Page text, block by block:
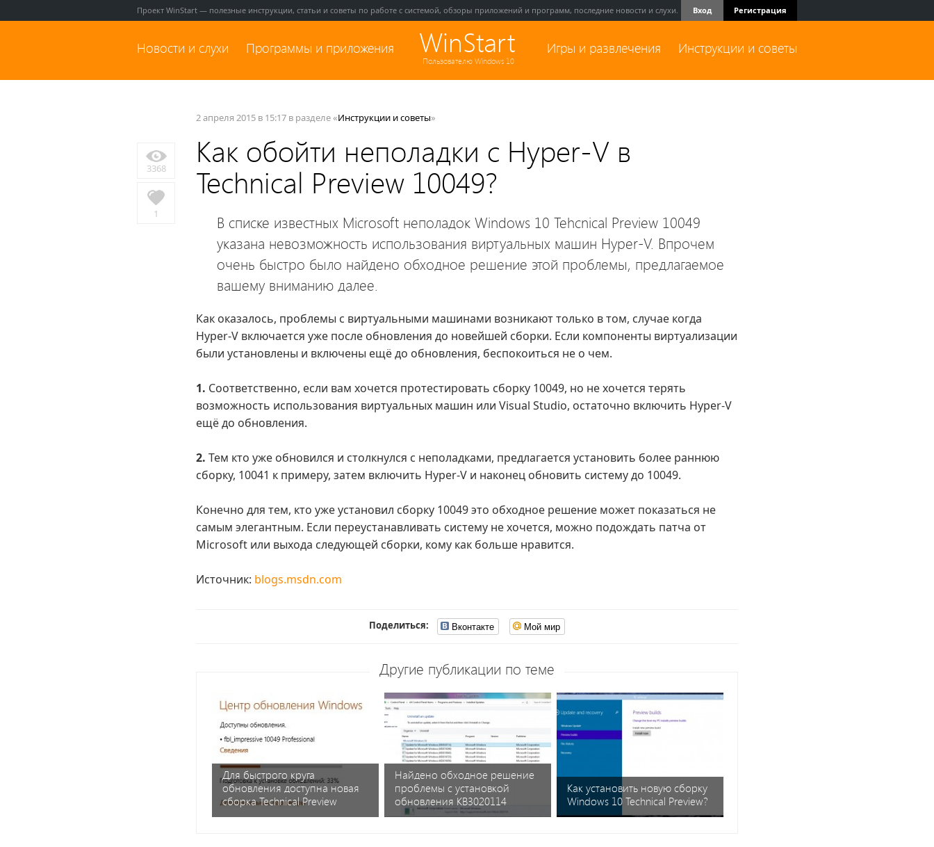
Проект WinStart — полезные инструкции, статьи и советы по работе с системой, обзоры приложений и программ, последние новости и слухи. Вход Регистрация
Новости и слухи Программы и приложения WinStart
Пользователю Windows 10
Игры и развлечения Инструкции и советы
3368
1
2 апреля 2015 в 15:17 в разделе «Инструкции и советы»
Как обойти неполадки с Hyper-V в
Teсhnical Preview 10049?
В списке известных Microsoft неполадок Windows 10 Tehcnical Preview 10049
указана невозможность использования виртуальных машин Hyper-V. Впрочем
очень быстро было найдено обходное решение этой проблемы, предлагаемое
вашему вниманию далее.
Как оказалось, проблемы с виртуальными машинами возникают только в том, случае когда
Hyper-V включается уже после обновления до новейшей сборки. Если компоненты виртуализации
были установлены и включены ещё до обновления, беспокоиться не о чем.
1. Соответственно, если вам хочется протестировать сборку 10049, но не хочется терять
возможность использования виртуальных машин или Visual Studio, остаточно включить Hyper-V
ещё до обновления.
2. Тем кто уже обновился и столкнулся с неполадками, предлагается установить более раннюю
сборку, 10041 к примеру, затем включить Hyper-V и наконец обновить систему до 10049.
Конечно для тем, кто уже установил сборку 10049 это обходное решение может показаться не
самым элегантным. Если переустанавливать систему не хочется, можно подождать патча от
Microsoft или выхода следующей сборки, кому как больше нравится.
Источник: blogs.msdn.com
Поделиться: Вконтакте Мой мир
Другие публикации по теме
Для быстрого круга
обновления доступна новая
сборка Technical Preview
Найдено обходное решение
проблемы с установкой
обновления KB3020114
Как установить новую сборку
Windows 10 Technical Preview?